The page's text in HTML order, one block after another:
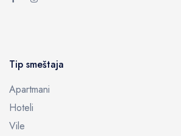
Tip smeštaja
Apartmani
Hoteli
Vile